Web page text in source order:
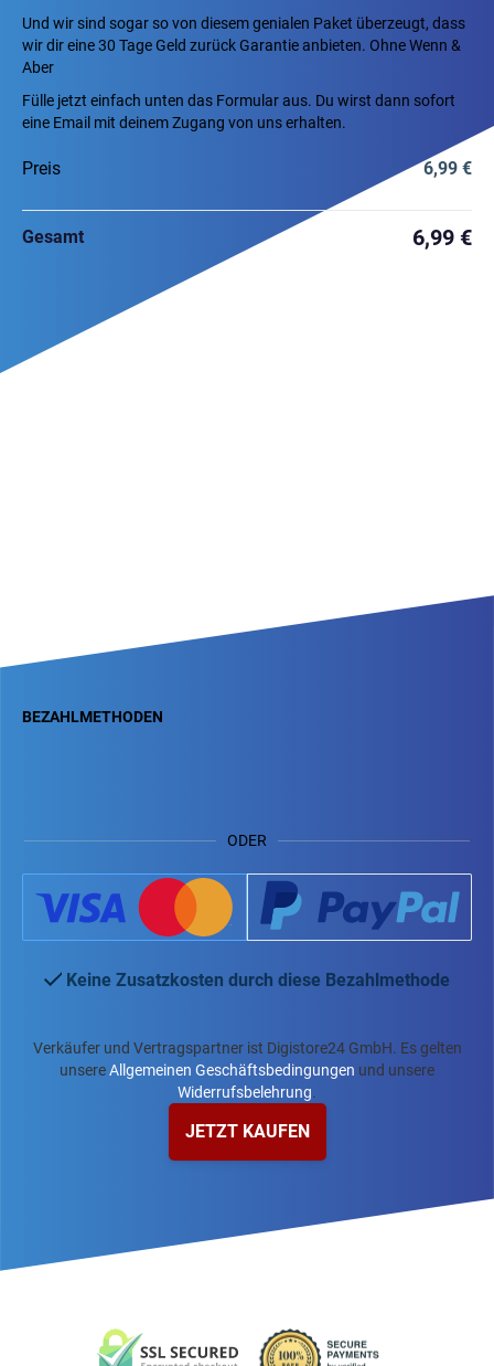
Und wir sind sogar so von diesem genialen Paket überzeugt, dass
wir dir eine 30 Tage Geld zurück Garantie anbieten. Ohne Wenn &
Aber
Fülle jetzt einfach unten das Formular aus. Du wirst dann sofort
eine Email mit deinem Zugang von uns erhalten.
Preis 6,99 €
Gesamt 6,99 €
ODER
BEZAHLMETHODEN
Keine Zusatzkosten durch diese Bezahlmethode
Verkäufer und Vertragspartner ist Digistore24 GmbH. Es gelten
unsereAllgemeinen Geschäftsbedingungen und unsere
Widerrufsbelehrung.
JETZT KAUFEN